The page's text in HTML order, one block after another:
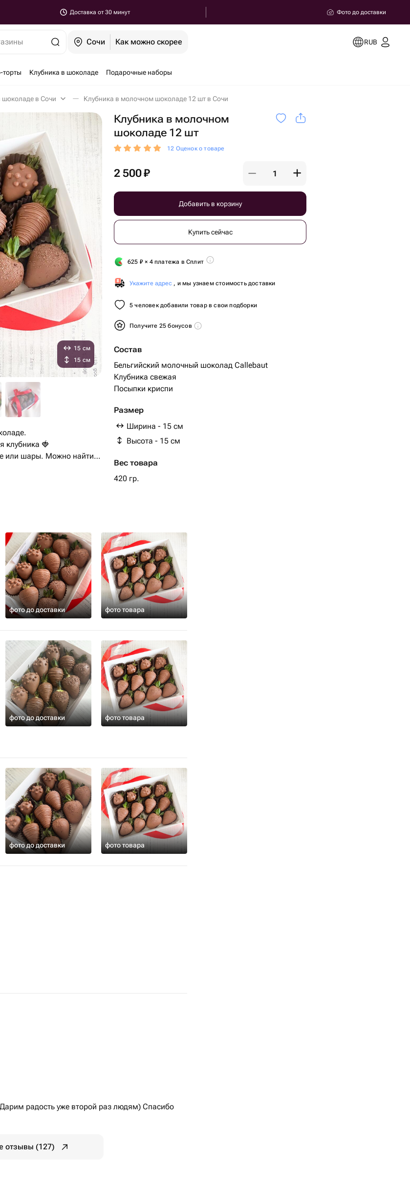
Доставка от 30 минут Фото до доставки
Сочи Как можно скорее RUB
торты Клубника в шоколаде Подарочные наборы
шоколаде в Сочи Клубника в молочном шоколаде 12 шт в Сочи
Клубника в молочном
шоколаде 12 шт
12 Оценок о товаре
2 500₽
Добавить в корзину
Купить сейчас
625 ₽ × 4 платежа в Сплит
Укажите адрес , и мы узнаем стоимость доставки
5 человек добавили товар в свои подборки
Получите 25 бонусов
Состав
Бельгийский молочный шоколад Callebaut
Клубника свежая
Посыпки криспи
Размер
Ширина - 15 см
Высота - 15 см
Вес товара
420 гр.
15 см
15 см
клубника 🍓
или шары. Можно найти
фото до доставки фото товара
фото до доставки фото товара
фото до доставки фото товара
радость уже второй раз людям) Спасибо
отзывы (127)